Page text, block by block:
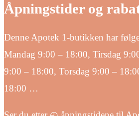
Åpningstider og
Denne Apotek 1-butikken har
Mandag 9:00 – 18:00, Tirsdag
9:00 – 18:00, Torsdag 9:00 –
18:00 …